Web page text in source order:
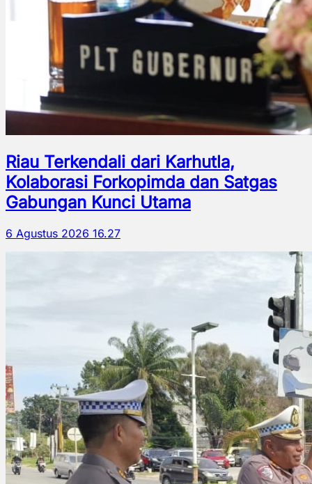
Riau Terkendali dari Karhutla,
Kolaborasi Forkopimda dan Satgas
Gabungan Kunci Utama
6 Agustus 2026 16.27